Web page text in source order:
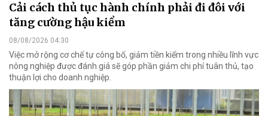
Cải cách thủ tục hành chính phải đi đôi với
tăng cường hậu kiểm
08/08/2026 04:30
Việc mở rộng cơ chế tự công bố, giảm tiền kiểm trong nhiều lĩnh vực
nông nghiệp được đánh giá sẽ góp phần giảm chi phí tuân thủ, tạo
thuận lợi cho doanh nghiệp.